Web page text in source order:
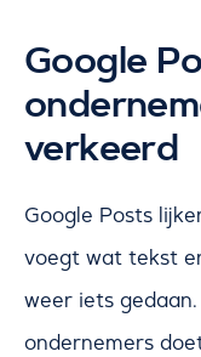
Google
verkeerd
Google Posts
voegt wat tekst
weer iets
ondernemers